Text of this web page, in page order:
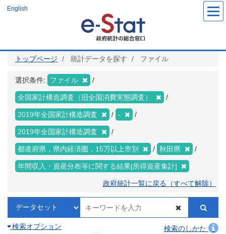
ツ
English
トップページ 統計データを探す ファイル
選択条件: ファイル
全国家計構造調査（旧全国消費実態調査）
2019年全国家計構造調査 -
2019年全国家計構造調査
都道府県，県内経済圏，15万以上市別 秋田県
年間収入・資産分布等に関する結果[所得資産集計]
政府統計一覧に戻る（すべて解除）
検索オプション
検索のしかた